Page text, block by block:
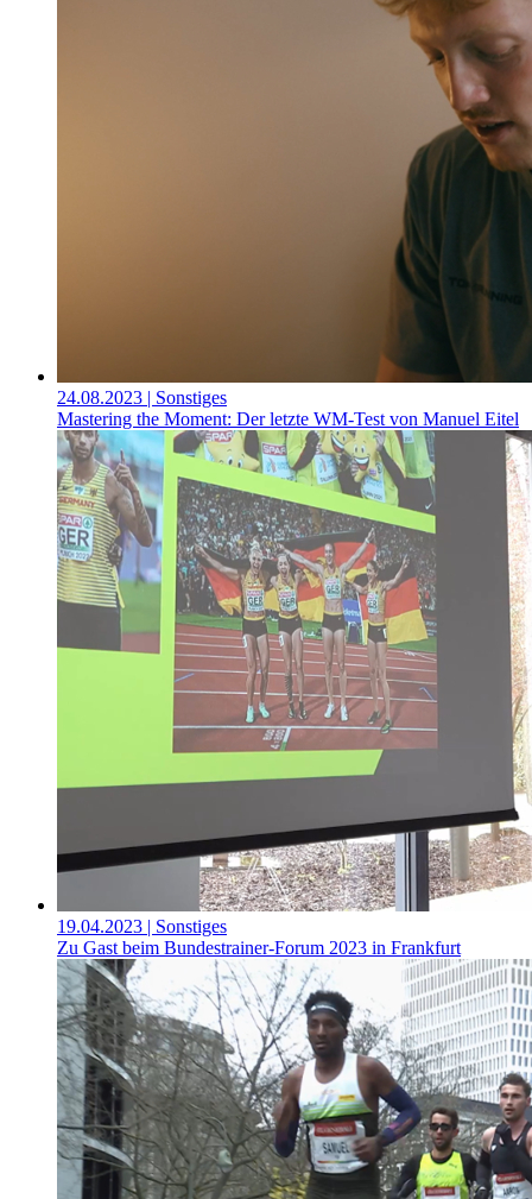
24.08.2023 | Sonstiges
Mastering the Moment: Der letzte WM-Test von Manuel Eitel
19.04.2023 | Sonstiges
Zu Gast beim Bundestrainer-Forum 2023 in Frankfurt